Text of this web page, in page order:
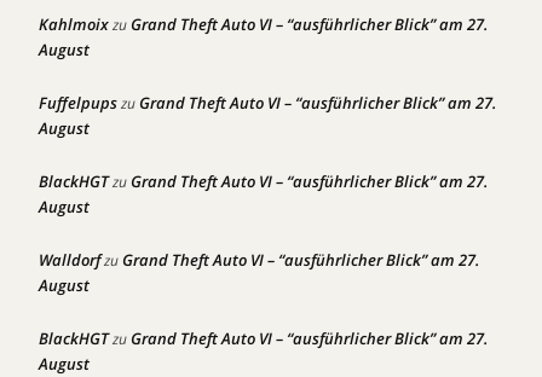
KahlmoixzuGrand Theft Auto VI – “ausführlicher Blick” am 27.
August
FuffelpupszuGrand Theft Auto VI – “ausführlicher Blick” am 27.
August
BlackHGTzuGrand Theft Auto VI – “ausführlicher Blick” am 27.
August
WalldorfzuGrand Theft Auto VI – “ausführlicher Blick” am 27.
August
BlackHGTzuGrand Theft Auto VI – “ausführlicher Blick” am 27.
August